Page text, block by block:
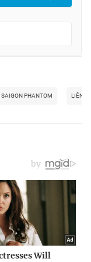
SAIGON PHANTOM LIÊN